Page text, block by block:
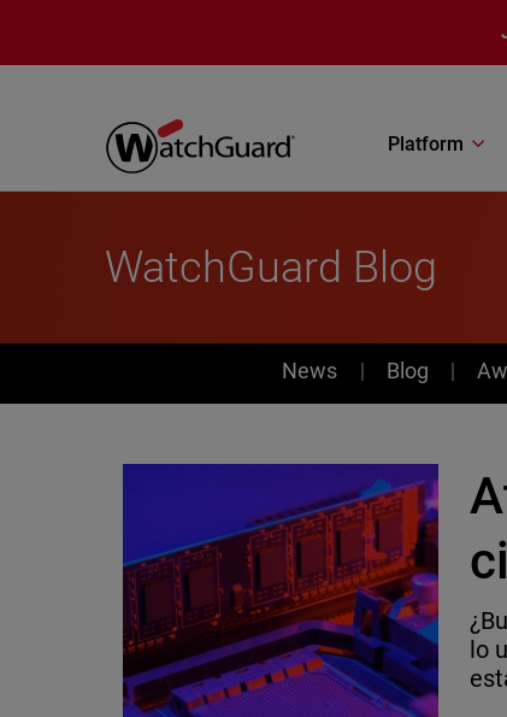
Platform
WatchGuard Blog
News
News Blog
lo